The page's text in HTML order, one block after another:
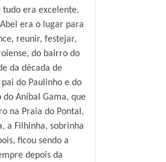
tudo era excelente.
era o lugar para
reunir, festejar,
do bairro do
da década de
do Paulinho e do
do Aníbal Gama, que
na Praia do Pontal.
a Filhinha, sobrinha
ficou sendo a
depois da